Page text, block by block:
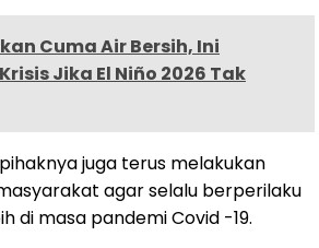
Cuma Air Bersih, Ini
Jika El Niño 2026 Tak
juga terus melakukan
agar selalu berperilaku
di masa pandemi Covid -19.